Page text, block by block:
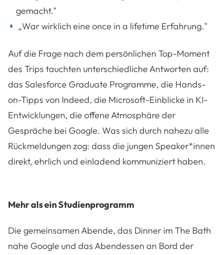
gemacht."
„War wirklich eine once in a lifetime Erfahrung."
Auf die Frage nach dem persönlichen Top-Moment
des Trips tauchten unterschiedliche Antworten auf:
das Salesforce Graduate Programme, die Hands-
on-Tipps von Indeed, die Microsoft-Einblicke in KI-
Entwicklungen, die offene Atmosphäre der
Gespräche bei Google. Was sich durch nahezu alle
Rückmeldungen zog: dass die jungen Speaker*innen
direkt, ehrlich und einladend kommuniziert haben.
Mehr als ein Studienprogramm
Die gemeinsamen Abende, das Dinner im The Bath
nahe Google und das Abendessen an Bord der